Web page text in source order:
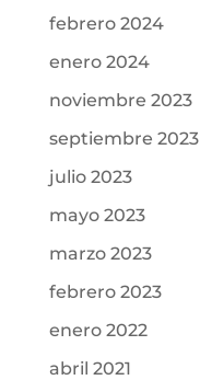
febrero 2024
enero 2024
noviembre 2023
septiembre 2023
julio 2023
mayo 2023
marzo 2023
febrero 2023
enero 2022
abril 2021